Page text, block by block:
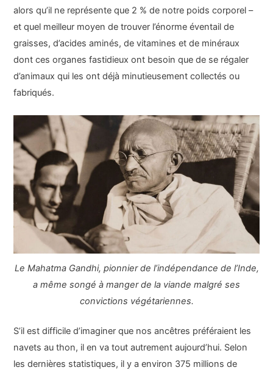
alors qu’il ne représente que 2 % de notre poids corporel –
et quel meilleur moyen de trouver l’énorme éventail de
graisses, d’acides aminés, de vitamines et de minéraux
dont ces organes fastidieux ont besoin que de se régaler
d’animaux qui les ont déjà minutieusement collectés ou
fabriqués.
Le Mahatma Gandhi, pionnier de l’indépendance de l’Inde,
a même songé à manger de la viande malgré ses
convictions végétariennes.
S’il est difficile d’imaginer que nos ancêtres préféraient les
navets au thon, il en va tout autrement aujourd’hui. Selon
les dernières statistiques, il y a environ 375 millions de